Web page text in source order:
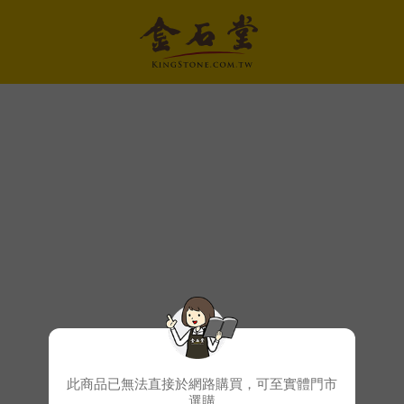
此商品已無法直接於網路購買，可至實體門市
選購